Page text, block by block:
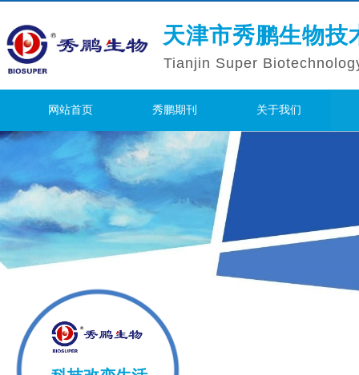
天津市秀鹏生物技
Tianjin Super
网站首页 秀鹏期刊 关于我们